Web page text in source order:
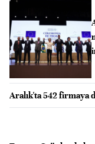
Aralık'ta 542 firmaya